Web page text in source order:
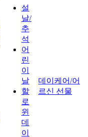
설
날/
추
석
어
린
이
날
할
로
윈
데
이
데이케어/어
르신 선물